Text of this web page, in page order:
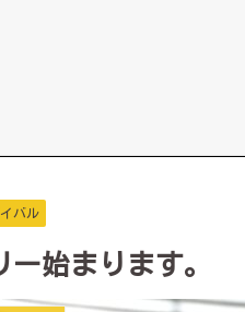
バル
始まります。